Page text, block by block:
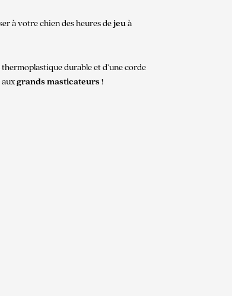
à votre chien des heures dejeuà
durable et d’une corde
grands masticateurs!